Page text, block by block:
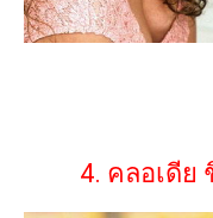
4. คลอเดีย